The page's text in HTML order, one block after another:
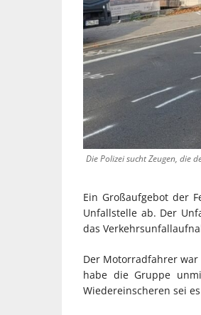
Die Polizei sucht Zeugen, die
Ein Großaufgebot der
Unfallstelle ab. Der
das
Der Motorradfahrer
habe die Gruppe
Wiedereinscheren sei